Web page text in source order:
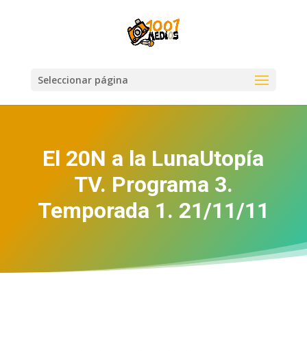
Seleccionar página
El 20N a la LunaUtopía
TV. Programa 3.
Temporada 1. 21/11/11